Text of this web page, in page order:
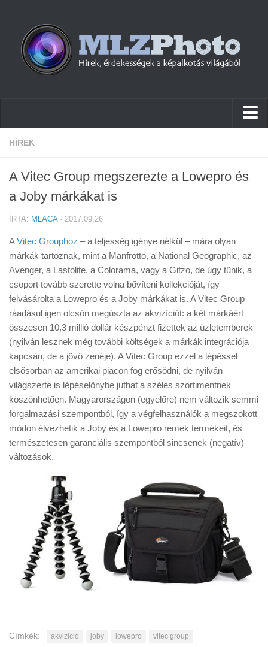
Hírek
Cikkek
Szoftver
Tudástár
Tanácsok
Érdekességek
Helyszíni Riport
E-BB
HÍREK
A Vitec Group megszerezte a Lowepro és
a Joby márkákat is
ÍRTA: MLACA· 2017.09.26
AVitec Grouphoz – a teljesség igénye nélkül – mára olyan
márkák tartoznak, mint a Manfrotto, a National Geographic, az
Avenger, a Lastolite, a Colorama, vagy a Gitzo, de úgy tűnik, a
csoport tovább szerette volna bővíteni kollekcióját, így
felvásárolta a Lowepro és a Joby márkákat is. A Vitec Group
ráadásul igen olcsón megúszta az akvizíciót: a két márkáért
összesen 10,3 millió dollár készpénzt fizettek az üzletemberek
(nyilván lesznek még további költségek a márkák integrációja
kapcsán, de a jövő zenéje). A Vitec Group ezzel a lépéssel
elsősorban az amerikai piacon fog erősödni, de nyilván
világszerte is lépéselőnybe juthat a széles szortimentnek
köszönhetően. Magyarországon (egyelőre) nem változik semmi
forgalmazási szempontból, így a végfelhasználók a megszokott
módon élvezhetik a Joby és a Lowepro remek termékeit, és
természetesen garanciális szempontból sincsenek (negatív)
változások.
Címkék: akvizíció joby lowepro vitec group